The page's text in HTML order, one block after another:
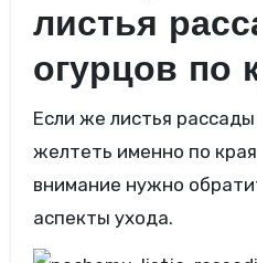
листья
огурцов по
Если же листья
желтеть именно по
внимание нужно
аспекты ухода.